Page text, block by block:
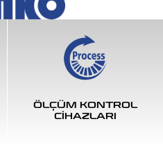
ÖLÇÜM KONTROL
CİHAZLARI